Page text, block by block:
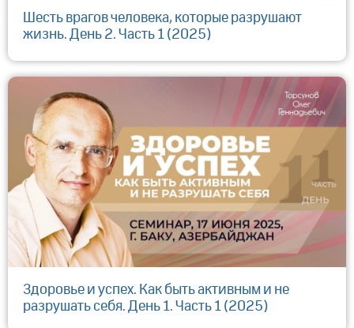
Шесть врагов человека, которые разрушают
жизнь. День 2. Часть 1 (2025)
Здоровье и успех. Как быть активным и не
разрушать себя. День 1. Часть 1 (2025)